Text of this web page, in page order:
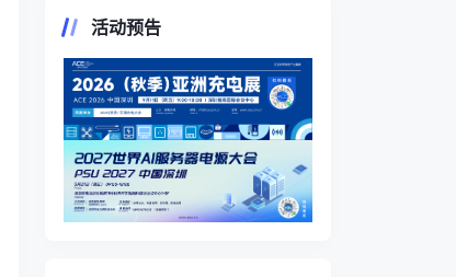
活动预告